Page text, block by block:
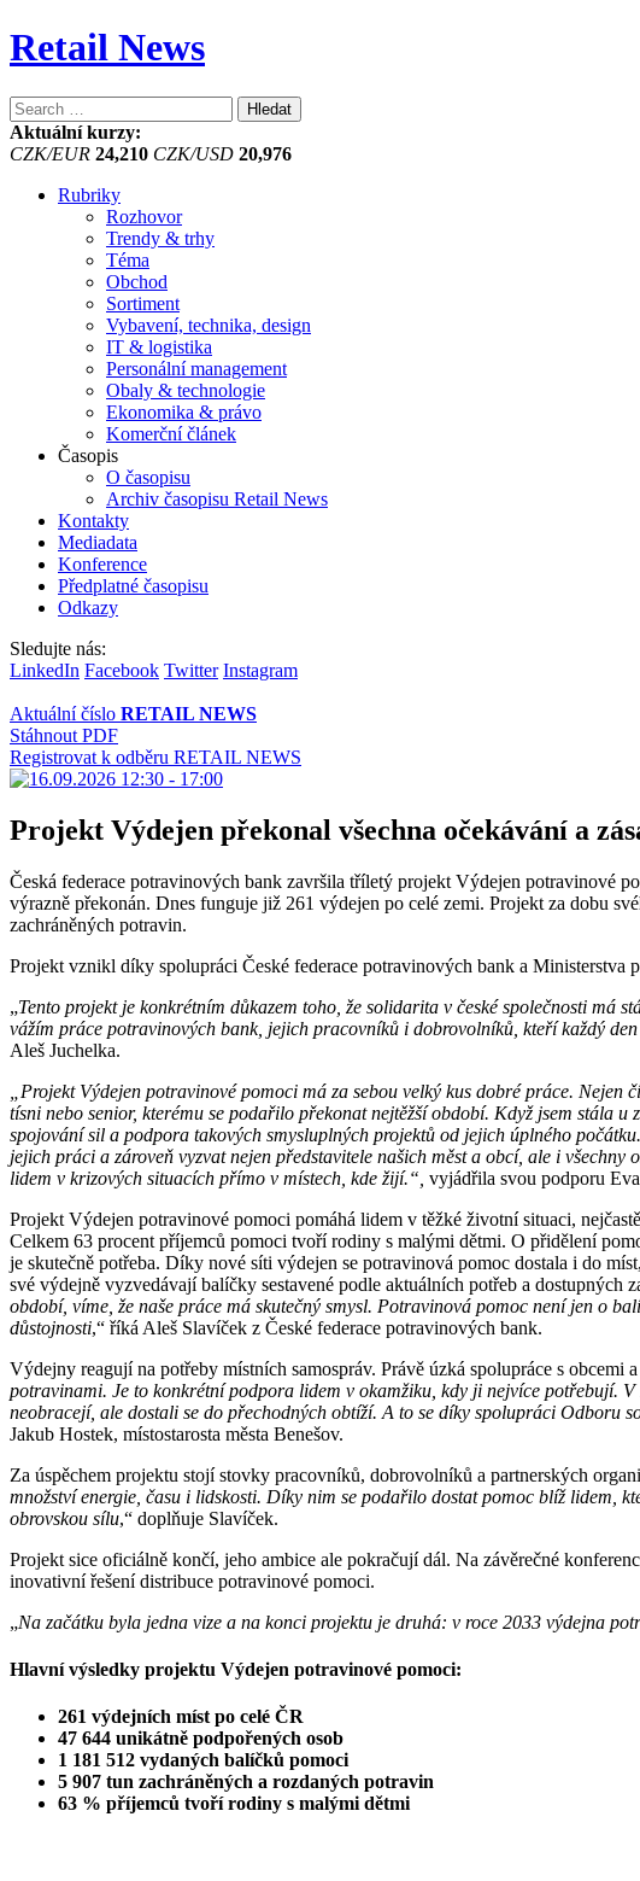
Retail News
Vyhledávání
Aktuální kurzy:
CZK/EUR 24,210 CZK/USD 20,976
Rubriky
Rozhovor
Trendy & trhy
Téma
Obchod
Sortiment
Vybavení, technika, design
IT & logistika
Personální management
Obaly & technologie
Ekonomika & právo
Komerční článek
Časopis
O časopisu
Archiv časopisu Retail News
Kontakty
Mediadata
Konference
Předplatné časopisu
Odkazy
Sledujte nás:
LinkedIn Facebook Twitter Instagram
Aktuální číslo RETAIL NEWS
Stáhnout PDF
Registrovat k odběru RETAIL NEWS
Projekt Výdejen překonal všechna očekávání a
Česká federace potravinových bank završila tříletý projekt Výdejen potravinové
výrazně překonán. Dnes funguje již 261 výdejen po celé zemi. Projekt za dobu
zachráněných potravin.
Projekt vznikl díky spolupráci České federace potravinových bank a Ministerstva
„Tento projekt je konkrétním důkazem toho, že solidarita v české společnosti má
vážím práce potravinových bank, jejich pracovníků i dobrovolníků, kteří každý
Aleš Juchelka.
„Projekt Výdejen potravinové pomoci má za sebou velký kus dobré práce.
tísni nebo senior, kterému se podařilo překonat nejtěžší období. Když jsem stála
spojování sil a podpora takových smysluplných projektů od jejich úplného
jejich práci a zároveň vyzvat nejen představitele našich měst a obcí, ale i
lidem v krizových situacích přímo v místech, kde žijí.“, vyjádřila svou podporu
Projekt Výdejen potravinové pomoci pomáhá lidem v těžké životní situaci,
Celkem 63 procent příjemců pomoci tvoří rodiny s malými dětmi. O přidělení
je skutečně potřeba. Díky nové síti výdejen se potravinová pomoc dostala i do
své výdejně vyzvedávají balíčky sestavené podle aktuálních potřeb a dostupných
období, víme, že naše práce má skutečný smysl. Potravinová pomoc není jen o
důstojnosti,“ říká Aleš Slavíček z České federace potravinových bank.
Výdejny reagují na potřeby místních samospráv. Právě úzká spolupráce s obcemi
potravinami. Je to konkrétní podpora lidem v okamžiku, kdy ji nejvíce potřebují.
neobracejí, ale dostali se do přechodných obtíží. A to se díky spolupráci Odboru
Jakub Hostek, místostarosta města Benešov.
Za úspěchem projektu stojí stovky pracovníků, dobrovolníků a partnerských
množství energie, času i lidskosti. Díky nim se podařilo dostat pomoc blíž lidem,
obrovskou sílu,“ doplňuje Slavíček.
Projekt sice oficiálně končí, jeho ambice ale pokračují dál. Na závěrečné
inovativní řešení distribuce potravinové pomoci.
„Na začátku byla jedna vize a na konci projektu je druhá: v roce 2033 výdejna
Hlavní výsledky projektu Výdejen potravinové pomoci:
261 výdejních míst po celé ČR
47 644 unikátně podpořených osob
1 181 512 vydaných balíčků pomoci
5 907 tun zachráněných a rozdaných potravin
63 % příjemců tvoří rodiny s malými dětmi